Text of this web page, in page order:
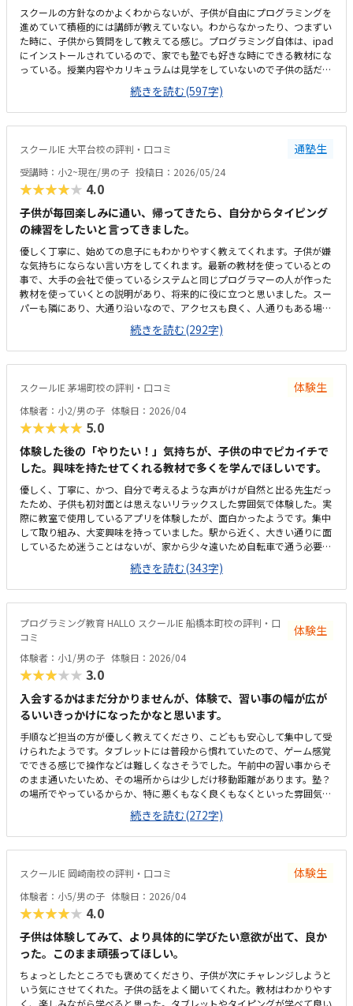
スクールの方針なのかよくわからないが、子供が自由にプログラミングを
進めていて積極的には講師が教えていない。わからなかったり、つまずい
た時に、子供から質問をして教えてる感じ。プログラミング自体は、ipad
にインストールされているので、家でも塾でも好きな時にできる教材にな
っている。授業内容やカリキュラムは見学をしていないので子供の話だ
が、積極的に講師が教えていないみたい。月1回はプログラミングで作っ
たものを発表すると聞いていたが、実施してないみたい。駅からは徒歩で
すぐ来れる距離で、一本道だから迷うことなく来れるので立地は良いと思
います。駐車場はないので、車の送迎は路上駐車になります。駐輪スペー
スはあるので子供一人でも近い人なら行けると思います。奥の方まで覗い
たことはないので詳しくはわからないが、入り口や教室の内装は奇麗だと
思います。気軽に入りやすい感じがします。ひとそれぞれになってしまい
ますので何とも言えませんが、オンラインでなく、対面で教えてくれるの
で、妥当な金額と思います。子供には楽しいみたいで、家でも自由にプロ
グラミングを進めています。たまにゲームみたいなものを作っていて、親
に「やってみて」と言ってきます。プログラミング能力だけでなく創造力
も養われているのかなと感じます。今のところは特にありません。オンラ
インでなく、対面での受講は、人と接する機会の場としても良いと思いま
す。
続きを読む(597字)
スクールIE 大平台校の評判・口コミ 通塾生
受講時：小2~現在/男の子 投稿日：2026/05/24
★★★★★ 4.0
子供が毎回楽しみに通い、帰ってきたら、自分からタイピング
の練習をしたいと言ってきました。
優しく丁寧に、始めての息子にもわかりやすく教えてくれます。子供が嫌
な気持ちにならない言い方をしてくれます。最新の教材を使っているとの
事で、大手の会社で使っているシステムと同じプログラマーの人が作った
教材を使っていくとの説明があり、将来的に役に立つと思いました。スー
パーも隣にあり、大通り沿いなので、アクセスも良く、人通りもある場所
なので、安心です。いつもキレイに掃除もされていて、雰囲気も良く過ご
しやすいと思います。ただ、靴を脱ぐ所と中の境がマットだけなのて、雨
が強い日は大丈夫かなっと思います。まだ通い始めたばかりなのでわから
ないが、追加でかかるとかはなさそうなので、良かったです。
続きを読む(292字)
スクールIE 茅場町校の評判・口コミ 体験生
体験者：小2/男の子 体験日：2026/04
★★★★★ 5.0
体験した後の「やりたい！」気持ちが、子供の中でピカイチで
した。興味を持たせてくれる教材で多くを学んでほしいです。
優しく、丁寧に、かつ、自分で考えるような声がけが自然と出る先生だっ
たため、子供も初対面とは思えないリラックスした雰囲気で体験した。実
際に教室で使用しているアプリを体験したが、面白かったようです。集中
して取り組み、大変興味を持っていました。駅から近く、大きい通りに面
しているため迷うことはないが、家から少々遠いため自転車で通う必要が
あり、車どおりが多い通りをいくつも通るのが心配。体験教室と実際の教
室が同じかどうか不明なため評価は３に。体験した教室は特に問題はない
と思う。少々高めに思う。しかし、おそらく共同開発されたアプリなの
で、仕方がないのではと理解した。大きく分けて二種類の教材を利用で
き、どちらもプログラミングを学ぶが、それを多方面から学べるのが素人
から見ても良いのではと思った。
続きを読む(343字)
プログラミング教育 HALLO スクールIE 船橋本町校の評判・口
コミ
体験生
体験者：小1/男の子 体験日：2026/04
★★★★★ 3.0
入会するかはまだ分かりませんが、体験で、習い事の幅が広が
るいいきっかけになったかなと思います。
手順など担当の方が優しく教えてくださり、こどもも安心して集中して受
けられたようです。タブレットには普段から慣れていたので、ゲーム感覚
でできる感じで操作などは難しくなさそうでした。午前中の習い事からそ
のまま通いたいため、その場所からは少しだけ移動距離があります。塾？
の場所でやっているからか、特に悪くもなく良くもなくといった雰囲気で
すが、集中はできるのかなと思います。習い事と習い事の合間にできれば
と思って探していますが、少し高めだなという印象があります。まだ内容
をちゃんとやっていないので何とも言えませんが、興味はありそうな項目
だなと思います。
続きを読む(272字)
スクールIE 岡崎南校の評判・口コミ 体験生
体験者：小5/男の子 体験日：2026/04
★★★★★ 4.0
子供は体験してみて、より具体的に学びたい意欲が出て、良か
った。このまま頑張ってほしい。
ちょっとしたところでも褒めてくださり、子供が次にチャレンジしようと
いう気にさせてくれた。子供の話をよく聞いてくれた。教材はわかりやす